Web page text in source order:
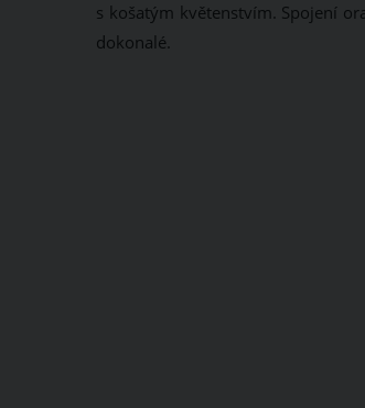
s košatým květenstvím. Spojení
dokonalé.